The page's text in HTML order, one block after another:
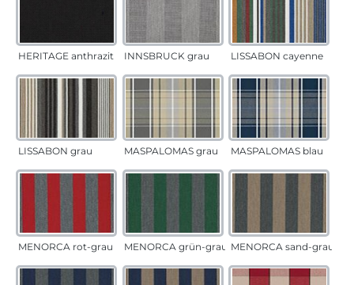
HERITAGE anthrazit INNSBRUCK grau LISSABON cayenne
LISSABON grau MASPALOMAS grau MASPALOMAS blau
MENORCA rot-grau MENORCA grün-grau MENORCA sand-grau